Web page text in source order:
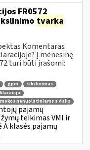
FR0572
tvarka
Komentaras
Į mėnesinę
turi būti įrašomi:
gpm
tikslinimas
nenuolatiniams a dalis
pajamų
teikimas VMI ir
A klasės pajamų